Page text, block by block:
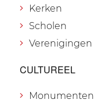
Kerken
Scholen
Verenigingen
CULTUREEL
Monumenten